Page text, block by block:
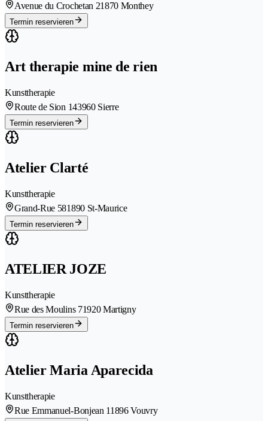
Avenue du Crochetan 21870 Monthey
Termin reservieren
Art therapie mine de rien
Kunsttherapie
Route de Sion 143960 Sierre
Termin reservieren
Atelier Clarté
Kunsttherapie
Grand-Rue 581890 St-Maurice
Termin reservieren
ATELIER JOZE
Kunsttherapie
Rue des Moulins 71920 Martigny
Termin reservieren
Atelier Maria Aparecida
Kunsttherapie
Rue Emmanuel-Bonjean 11896 Vouvry